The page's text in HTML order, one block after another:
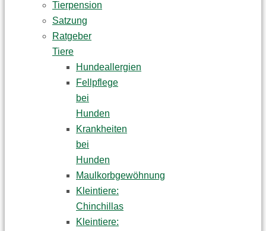
Tierpension
Satzung
Ratgeber
Tiere
Hundeallergien
Fellpflege
bei
Hunden
Krankheiten
bei
Hunden
Maulkorbgewöhnung
Kleintiere:
Chinchillas
Kleintiere: